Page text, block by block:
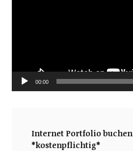
00:00
Internet Portfolio buchen
*kostenpflichtig*